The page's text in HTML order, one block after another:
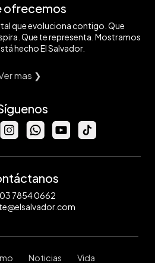
ofrecemos
que evoluciona contigo. Que
Que te representa. Mostramos
hecho El Salvador.
mas ❯
7854 0662
Noticias Vida